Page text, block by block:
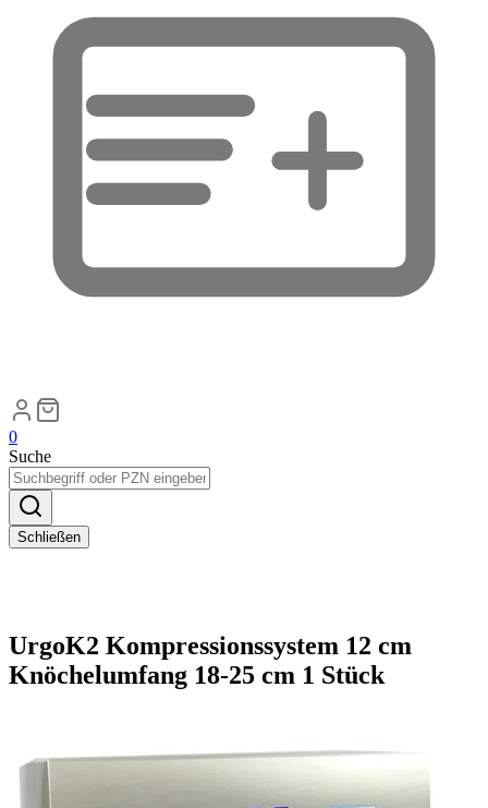
0
Suche
Schließen
UrgoK2 Kompressionssystem 12 cm
Knöchelumfang 18-25 cm 1 Stück